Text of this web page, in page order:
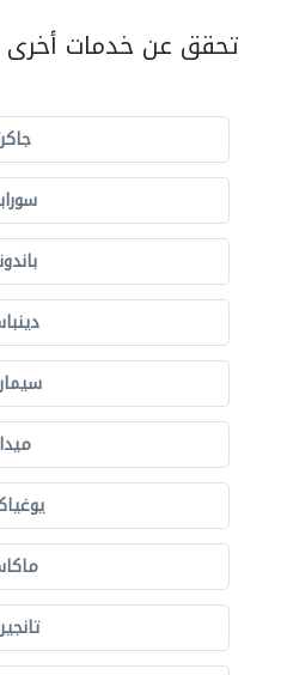
تحقق عن خدمات أخرى